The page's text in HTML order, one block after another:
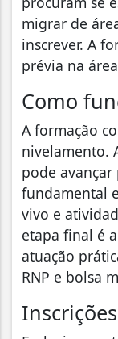
migrar de
inscrever. A
prévia na
Como
A formação
nivelamento.
pode avançar
fundamental
vivo e
etapa final é
atuação
RNP e bolsa
Inscrições